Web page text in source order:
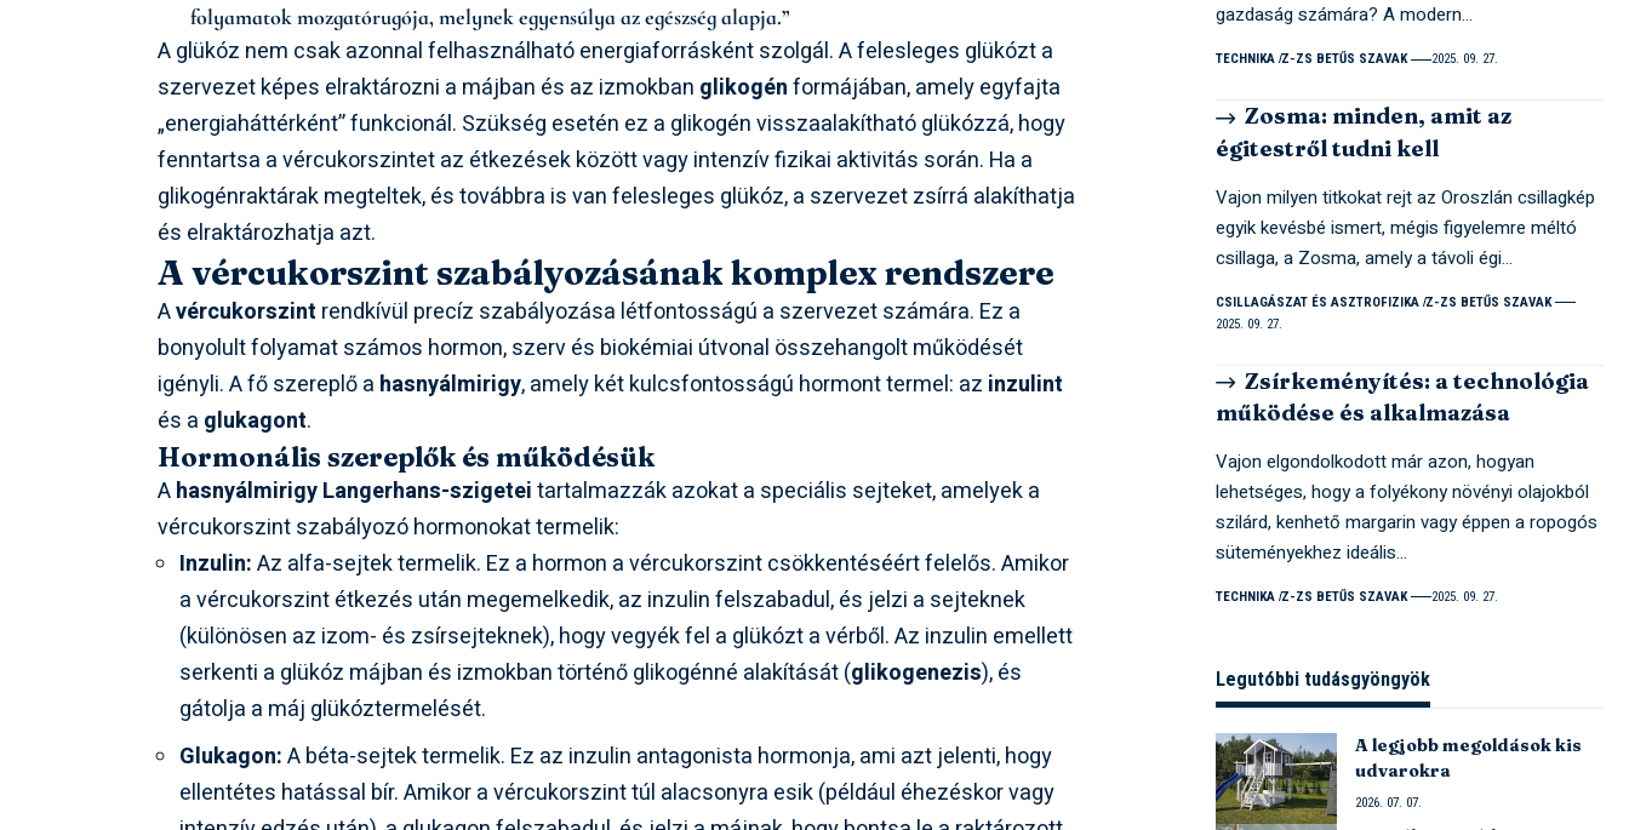
folyamatok mozgatórugója, melynek egyensúlya az egészség alapja.”
A glükóz nem csak azonnal felhasználható energiaforrásként szolgál. A felesleges glükózt a
szervezet képes elraktározni a májban és az izmokban glikogénformájában, amely egyfajta
„energiaháttérként” funkcionál. Szükség esetén ez a glikogén visszaalakítható glükózzá, hogy
fenntartsa a vércukorszintet az étkezések között vagy intenzív fizikai aktivitás során. Ha a
glikogénraktárak megteltek, és továbbra is van felesleges glükóz, a szervezet zsírrá alakíthatja
és elraktározhatja azt.
A vércukorszint szabályozásának komplex rendszere
Avércukorszint rendkívül precíz szabályozása létfontosságú a szervezet számára. Ez a
bonyolult folyamat számos hormon, szerv és biokémiai útvonal összehangolt működését
igényli. A fő szereplő a hasnyálmirigy, amely két kulcsfontosságú hormont termel: az inzulint
és a glukagont.
Hormonális szereplők és működésük
Ahasnyálmirigy Langerhans-szigeteitartalmazzák azokat a speciális sejteket, amelyek a
vércukorszint szabályozó hormonokat termelik:
Inzulin:Az alfa-sejtek termelik. Ez a hormon a vércukorszint csökkentéséért felelős. Amikor
a vércukorszint étkezés után megemelkedik, az inzulin felszabadul, és jelzi a sejteknek
(különösen az izom- és zsírsejteknek), hogy vegyék fel a glükózt a vérből. Az inzulin emellett
serkenti a glükóz májban és izmokban történő glikogénné alakítását (glikogenezis), és
gátolja a máj glükóztermelését.
Glukagon:A béta-sejtek termelik. Ez az inzulin antagonista hormonja, ami azt jelenti, hogy
ellentétes hatással bír. Amikor a vércukorszint túl alacsonyra esik (például éhezéskor vagy
gazdaság számára? A modern…
TECHNIKA Z-ZS BETŰS SZAVAK 2025. 09. 27.
Zosma: minden, amit az
égitestről tudni kell
Vajon milyen titkokat rejt az Oroszlán csillagkép
egyik kevésbé ismert, mégis figyelemre méltó
csillaga, a Zosma, amely a távoli égi…
CSILLAGÁSZAT ÉS ASZTROFIZIKA Z-ZS BETŰS SZAVAK
2025. 09. 27.
Zsírkeményítés: a technológia
működése és alkalmazása
Vajon elgondolkodott már azon, hogyan
lehetséges, hogy a folyékony növényi olajokból
szilárd, kenhető margarin vagy éppen a ropogós
süteményekhez ideális…
TECHNIKA Z-ZS BETŰS SZAVAK 2025. 09. 27.
Legutóbbi tudásgyöngyök
A legjobb megoldások kis
udvarokra
2026. 07. 07.